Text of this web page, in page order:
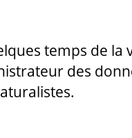
temps de la
des